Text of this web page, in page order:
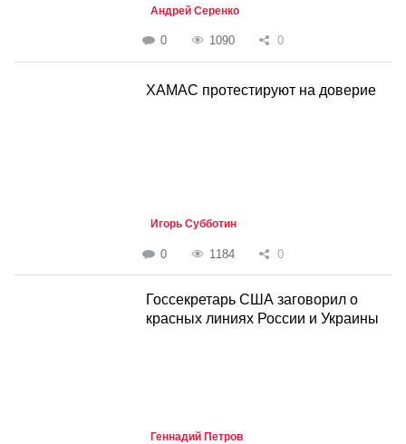
Андрей Серенко
0 1090 0
ХАМАС протестируют на доверие
Игорь Субботин
0 1184 0
Госсекретарь США заговорил о
красных линиях России и Украины
Геннадий Петров